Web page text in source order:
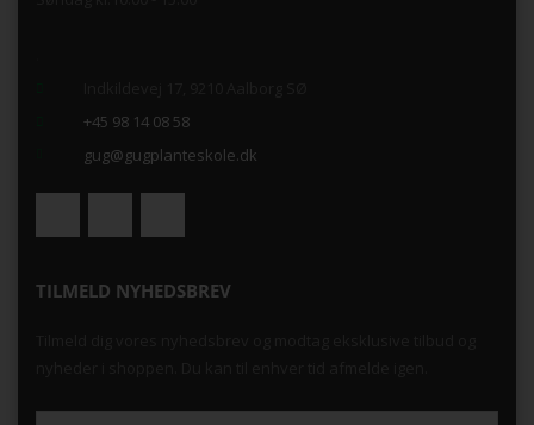
+45 98 14 08 58
gug@gugplanteskole.dk
TILMELD NYHEDSBREV